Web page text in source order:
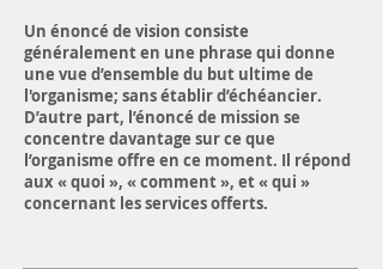
Un énoncé de vision consiste
généralement en une phrase qui donne
une vue d’ensemble du but ultime de
l'organisme; sans établir d’échéancier.
D’autre part, l’énoncé de mission se
concentre davantage sur ce que
l’organisme offre en ce moment. Il répond
aux « quoi », « comment », et « qui »
concernant les services offerts.